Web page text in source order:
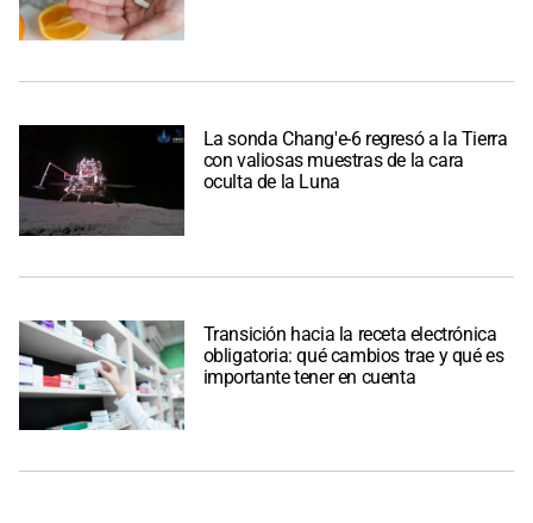
La sonda Chang'e-6 regresó a la Tierra
con valiosas muestras de la cara
oculta de la Luna
Transición hacia la receta electrónica
obligatoria: qué cambios trae y qué es
importante tener en cuenta